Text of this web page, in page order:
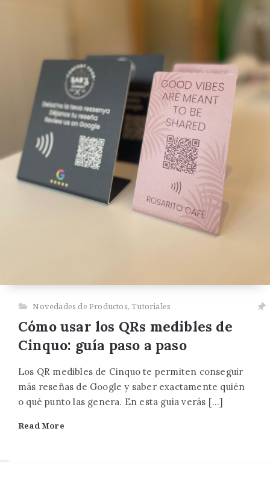
Novedades de Productos,Tutoriales
Cómo usar los QRs medibles de
Cinquo: guía paso a paso
Los QR medibles de Cinquo te permiten conseguir
más reseñas de Google y saber exactamente quién
o qué punto las genera. En esta guía verás […]
Read More